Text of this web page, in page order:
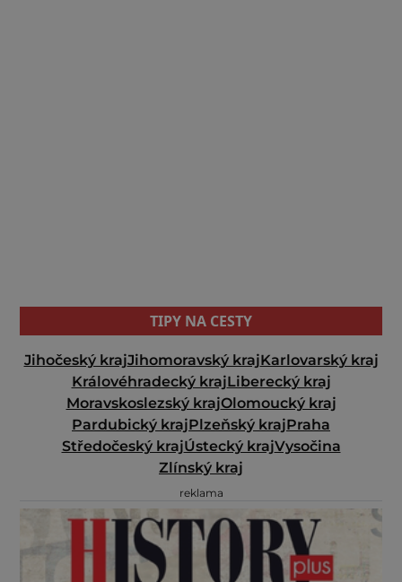
TIPY NA CESTY
Jihočeský krajJihomoravský krajKarlovarský kraj
Královéhradecký krajLiberecký kraj
Moravskoslezský krajOlomoucký kraj
Pardubický krajPlzeňský krajPraha
Středočeský krajÚstecký krajVysočina
Zlínský kraj
reklama